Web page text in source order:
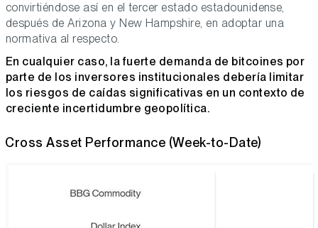
convirtiéndose así en el tercer estado estadounidense,
después de Arizona y New Hampshire, en adoptar una
normativa al respecto.
En cualquier caso, la fuerte demanda de bitcoines por
parte de los inversores institucionales debería limitar
los riesgos de caídas significativas en un contexto de
creciente incertidumbre geopolítica.
Cross Asset Performance (Week-to-Date)